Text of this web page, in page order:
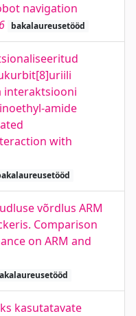
navigation
bakalaureusetööd
interaktsiooni
amide
with
võrdlus ARM
Comparison
on ARM and
kasutatavate